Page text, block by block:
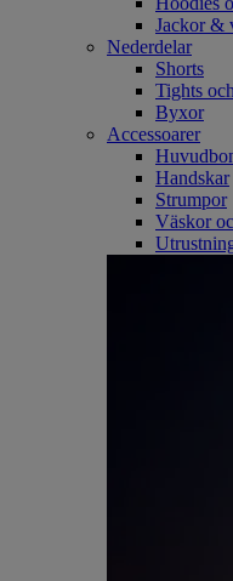
Jackor &
Nederdelar
Shorts
Tights
Byxor
Accessoarer
Handskar
Strumpor
Väskor